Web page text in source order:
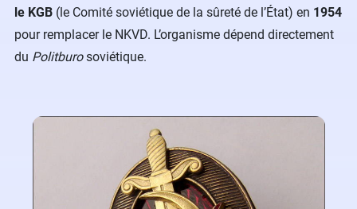
le KGB (le Comité soviétique de la sûreté de l’État) en 1954
pour remplacer le NKVD. L’organisme dépend directement
du Politburosoviétique.